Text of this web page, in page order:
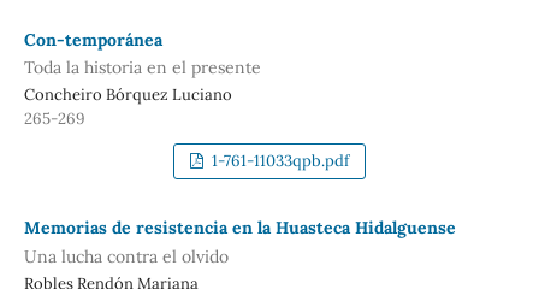
Con-temporánea
Toda la historia en el presente
Concheiro Bórquez Luciano
265-269
1-761-11033qpb.pdf
Memorias de resistencia en la Huasteca Hidalguense
Una lucha contra el olvido
Robles Rendón Mariana